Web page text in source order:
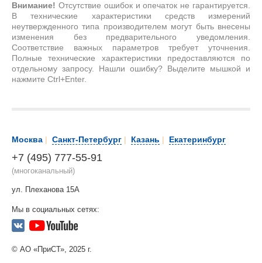
Внимание! Отсутствие ошибок и опечаток не гарантируется.
В технические характеристики средств измерений
неутвержденного типа производителем могут быть внесены
изменения без предварительного уведомления.
Соответствие важных параметров требует уточнения.
Полные технические характеристики предоставляются по
отдельному запросу. Нашли ошибку? Выделите мышкой и
нажмите Ctrl+Enter.
Москва | Санкт-Петербург | Казань | Екатеринбург
+7 (495) 777-55-91
(многоканальный)
ул. Плеханова 15А
Мы в социальных сетях:
© АО «ПриСТ», 2025 г.